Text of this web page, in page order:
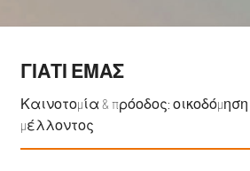
ΓΙΑΤΊ ΕΜΆΣ
Καινοτομία & πρόοδος:
μέλλοντος